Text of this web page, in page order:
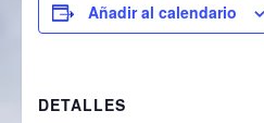
Añadir al calendario
DETALLES